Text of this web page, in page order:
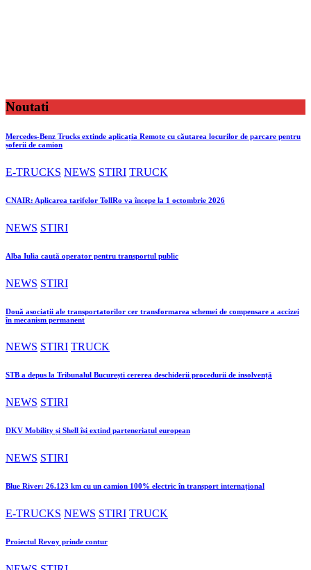
Noutati
Mercedes-Benz Trucks extinde aplicația Remote cu căutarea locurilor de parcare pentru
șoferii de camion
E-TRUCKS NEWS STIRI TRUCK
CNAIR: Aplicarea tarifelor TollRo va începe la 1 octombrie 2026
NEWS STIRI
Alba Iulia caută operator pentru transportul public
NEWS STIRI
Două asociații ale transportatorilor cer transformarea schemei de compensare a accizei
în mecanism permanent
NEWS STIRI TRUCK
STB a depus la Tribunalul București cererea deschiderii procedurii de insolvență
NEWS STIRI
DKV Mobility și Shell își extind parteneriatul european
NEWS STIRI
Blue River: 26.123 km cu un camion 100% electric în transport internațional
E-TRUCKS NEWS STIRI TRUCK
Proiectul Revoy prinde contur